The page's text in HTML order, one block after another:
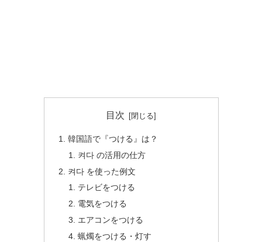
目次
韓国語で『つける』は？
켜다 の活用の仕方
켜다 を使った例文
テレビをつける
電気をつける
エアコンをつける
蝋燭をつける・灯す